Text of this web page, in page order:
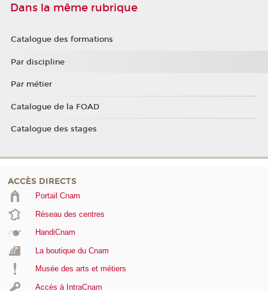
Dans la même rubrique
Catalogue des formations
Par discipline
Par métier
Catalogue de la FOAD
Catalogue des stages
ACCÈS DIRECTS
Portail Cnam
Réseau des centres
HandiCnam
La boutique du Cnam
Musée des arts et métiers
Accès à IntraCnam